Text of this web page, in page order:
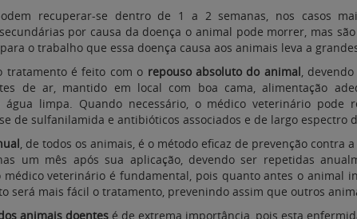
recuperar-se dentro de 1 a 2 semanas, nos casos
por causa da doença o animal pode morrer, mas são
o trabalho que essa doença causa aos animais leva a
tratamento é feito com o repouso absoluto do animal,
de ar, mantido em local com boa cama, alimentação
água limpa. Quando necessário, o médico veterinário pode
de sulfanilamida e antibióticos associados e de largo espectro
, de todos os animais, é o método eficaz de prevenção contra
um mês após sua aplicação, devendo ser repetidas
médico veterinário é fundamental, pois quanto antes o animal
será mais fácil o tratamento, prevenindo assim que outros
animais doentes é de extrema importância, pois esta